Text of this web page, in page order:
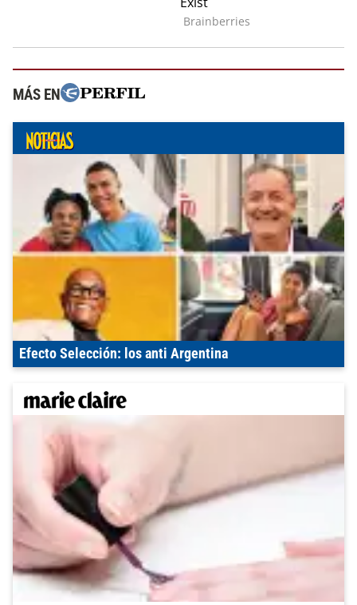
MÁS EN
Efecto Selección: los anti Argentina